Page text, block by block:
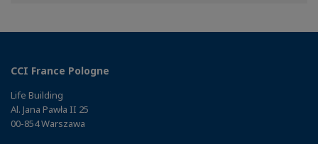
CCI France Pologne
Life Building
Al. Jana Pawła II 25
00-854 Warszawa